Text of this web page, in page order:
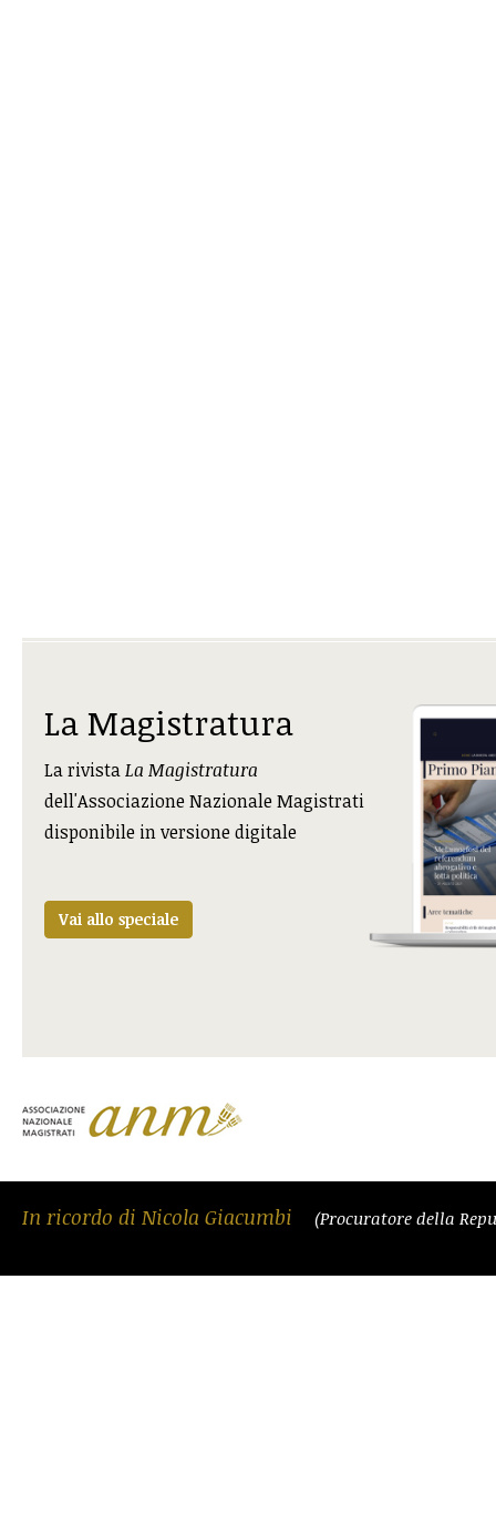
La Magistratura
La rivistaLa Magistratura
dell'Associazione Nazionale Magistrati
disponibile in versione digitale
Vai allo speciale
In ricordo di Nicola Giacumbi (Procuratore della